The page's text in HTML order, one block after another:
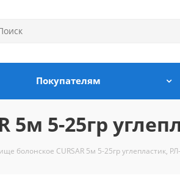
Покупателям
5-25гр
болонское CURSAR 5м 5-25гр углепластик,